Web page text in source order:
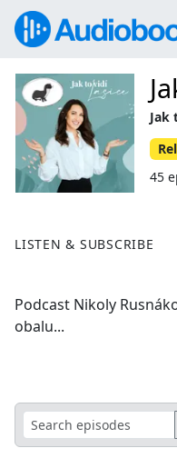
LISTEN & SUBSCRIBE
Podcast Nikoly
obalu...
Jak
45